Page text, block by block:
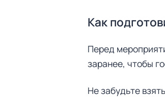
Как
Перед
заранее, чтобы
Не забудьте